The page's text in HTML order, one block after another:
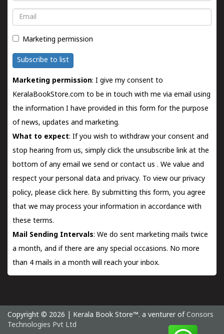
Email
Marketing permission
Subscribe to list
Marketing permission: I give my consent to
KeralaBookStore.com to be in touch with me via email using
the information I have provided in this form for the purpose
of news, updates and marketing.
What to expect: If you wish to withdraw your consent and
stop hearing from us, simply click the unsubscribe link at the
bottom of any email we send orcontact us . We value and
respect your personal data and privacy. To view our privacy
policy, please click here. By submitting this form, you agree
that we may process your information in accordance with
these terms.
Mail Sending Intervals: We do sent marketing mails twice
a month, and if there are any special occasions. No more
than 4 mails in a month will reach your inbox.
Copyright © 2026 | Kerala Book Store™. a venturer of Consors
Technologies Pvt Ltd